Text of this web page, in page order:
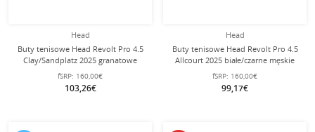
Head
Buty tenisowe Head Revolt Pro 4.5
Clay/Sandplatz 2025 granatowe
męskie
fSRP: 160,00€
103,26€
Head
Buty tenisowe Head Revolt Pro 4.5
Allcourt 2025 białe/czarne męskie
fSRP: 160,00€
99,17€